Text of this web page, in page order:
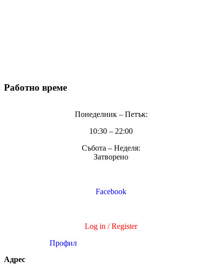
Работно време
Понеделник – Петък:
10:30 – 22:00
Събота – Неделя:
Затворено
Facebook
Log in / Register
Профил
Адрес